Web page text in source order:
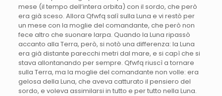
mese (il tempo dell’intera orbita) con il sordo, che però
era già sceso. Allora Qfwfq salì sulla Luna e vi restò per
un mese con la moglie del comandante, che però non
fece altro che suonare larpa. Quando la Luna ripassò
accanto alla Terra, però, si notò una differenza: la Luna
era già distante parecchi metri dal mare, e si capì che si
stava allontanando per sempre. Qfwfq riuscì a tornare
sulla Terra, ma la moglie del comandante non volle: era
gelosa della Luna, che aveva catturato il pensiero del
sordo, e voleva assimilarsi in tutto e per tutto nella Luna.